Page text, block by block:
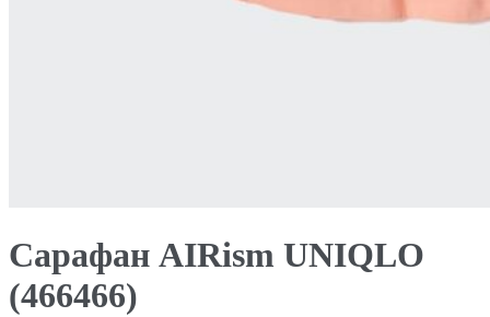
Сарафан AIRism UNIQLO
(466466)